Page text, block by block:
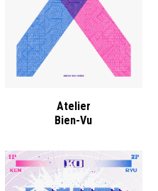
Atelier
Bien-Vu